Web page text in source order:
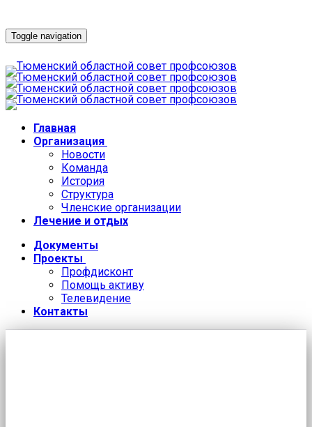
Toggle navigation
Главная
Организация
Новости
Команда
История
Структура
Членские организации
Лечение и отдых
Документы
Проекты
Профдисконт
Помощь активу
Телевидение
Контакты